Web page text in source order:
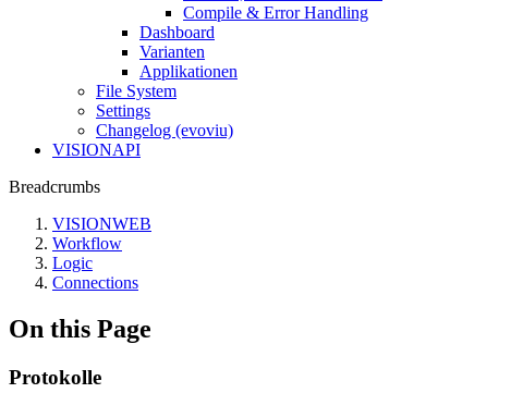
Compile & Error Handling
Dashboard
Varianten
Applikationen
File System
Settings
Changelog (evoviu)
VISIONAPI
Breadcrumbs
VISIONWEB
Workflow
Logic
Connections
On this Page
Protokolle